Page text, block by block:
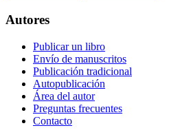
Autores
Publicar un libro
Envío de manuscritos
Publicación tradicional
Autopublicación
Área del autor
Preguntas frecuentes
Contacto